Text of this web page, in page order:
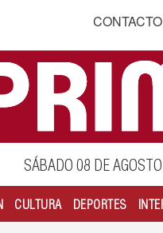
CONTACTO
SÁBADO 08 DE
CULTURA DEPORTES